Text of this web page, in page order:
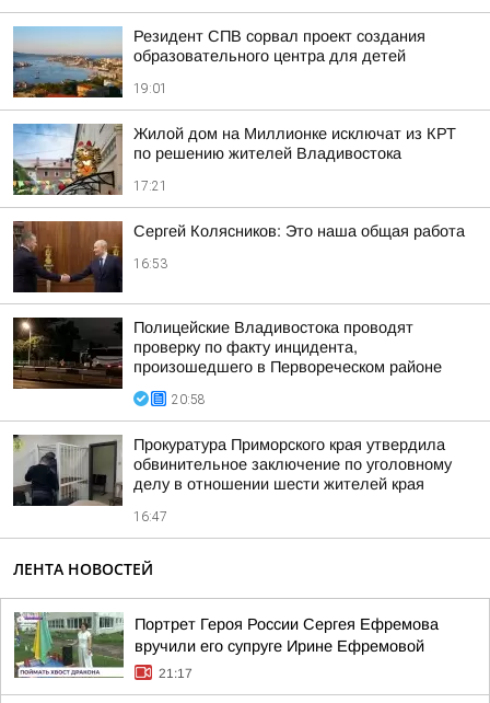
Резидент СПВ сорвал проект создания
образовательного центра для детей
19:01
Жилой дом на Миллионке исключат из КРТ
по решению жителей Владивостока
17:21
Сергей Колясников: Это наша общая работа
16:53
Полицейские Владивостока проводят
проверку по факту инцидента,
произошедшего в Первореческом районе
20:58
Прокуратура Приморского края утвердила
обвинительное заключение по уголовному
делу в отношении шести жителей края
16:47
ЛЕНТА НОВОСТЕЙ
Портрет Героя России Сергея Ефремова
вручили его супруге Ирине Ефремовой
21:17